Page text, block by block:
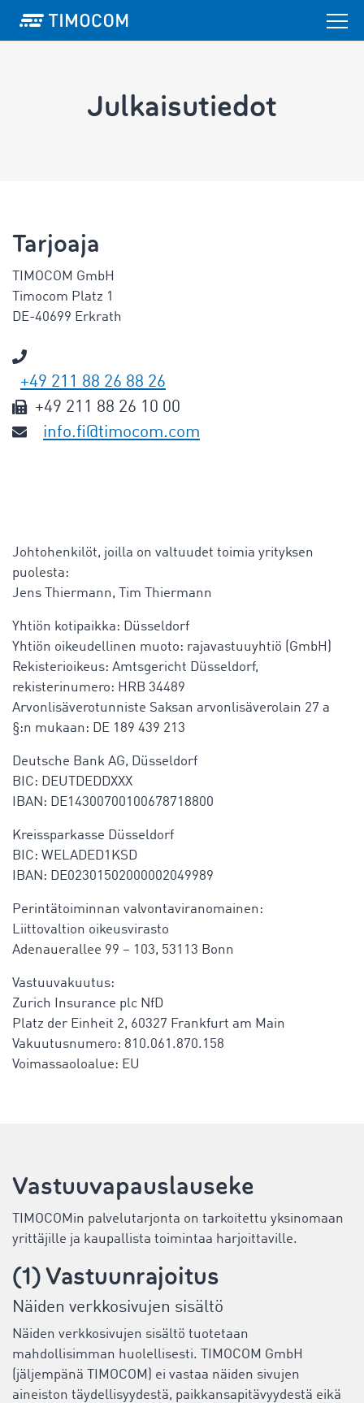
Julkaisutiedot
Tarjoaja
TIMOCOM GmbH
Timocom Platz 1
DE-40699 Erkrath
+49 211 88 26 88 26
+49 211 88 26 10 00
info.fi@timocom.com
Johtohenkilöt, joilla on valtuudet toimia yrityksen
puolesta:
Jens Thiermann, Tim Thiermann
Yhtiön kotipaikka: Düsseldorf
Yhtiön oikeudellinen muoto: rajavastuuyhtiö (GmbH)
Rekisterioikeus: Amtsgericht Düsseldorf,
rekisterinumero: HRB 34489
Arvonlisäverotunniste Saksan arvonlisäverolain 27 a
§:n mukaan: DE 189 439 213
Deutsche Bank AG, Düsseldorf
BIC: DEUTDEDDXXX
IBAN: DE14300700100678718800
Kreissparkasse Düsseldorf
BIC: WELADED1KSD
IBAN: DE02301502000002049989
Perintätoiminnan valvontaviranomainen:
Liittovaltion oikeusvirasto
Adenauerallee 99 – 103, 53113 Bonn
Vastuuvakuutus:
Zurich Insurance plc NfD
Platz der Einheit 2, 60327 Frankfurt am Main
Vakuutusnumero: 810.061.870.158
Voimassaoloalue: EU
Vastuuvapauslauseke
TIMOCOMin palvelutarjonta on tarkoitettu yksinomaan
yrittäjille ja kaupallista toimintaa harjoittaville.
(1) Vastuunrajoitus
Näiden verkkosivujen sisältö
Näiden verkkosivujen sisältö tuotetaan
mahdollisimman huolellisesti. TIMOCOM GmbH
(jäljempänä TIMOCOM) ei vastaa näiden sivujen
aineiston täydellisyydestä, paikkansapitävyydestä eikä